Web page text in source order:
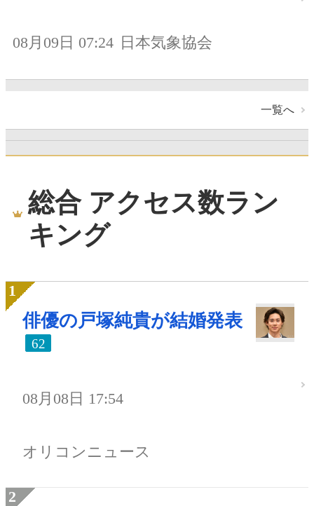
08月09日 07:24 日本気象協会
一覧へ
総合 アクセス数ラン
キング
俳優の戸塚純貴が結婚発表
62
08月08日 17:54
オリコンニュース